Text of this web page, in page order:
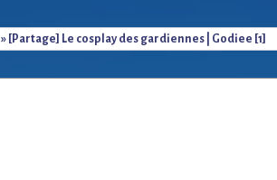
» [Partage] Le cosplay des gardiennes | Godiee [1]